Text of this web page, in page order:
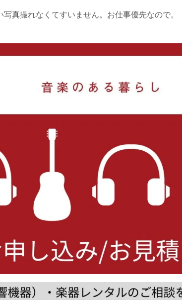
写真撮れなくてすいません。お仕事優先なので。